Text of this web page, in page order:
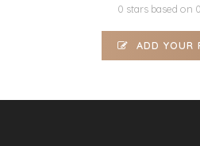
0 stars based on
ADD YOUR